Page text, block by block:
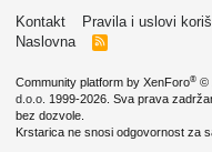
Kontakt
Pravila i uslovi
Naslovna
R
Community platform by XenForo® ©
d.o.o. 1999-2026. Sva prava
bez dozvole.
Krstarica ne snosi odgovornost za